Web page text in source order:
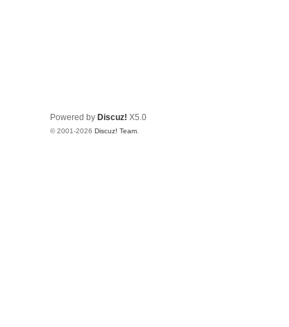
Powered by Discuz! X5.0
© 2001-2026 Discuz! Team